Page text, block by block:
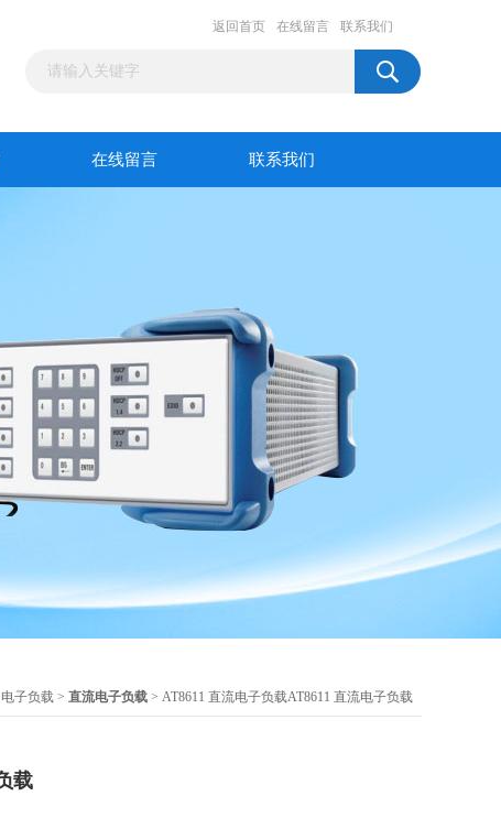
返回首页 在线留言 联系我们
在线留言 联系我们
电子负载 > 直流电子负载 > AT8611 直流电子负载AT8611 直流电子负载
载